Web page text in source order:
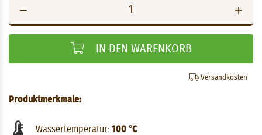
IN DEN WARENKORB
Versandkosten
Produktmerkmale:
Wassertemperatur: 100 °C